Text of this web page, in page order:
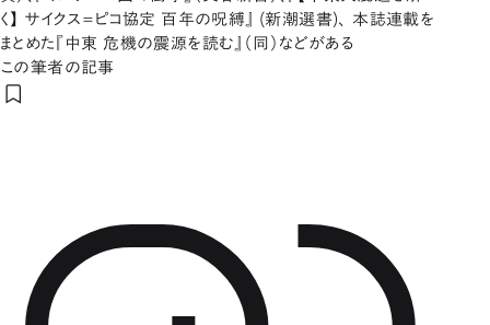
く】 サイクス=ピコ協定 百年の呪縛』 (新潮選書)、 本誌連載を
まとめた『中東 危機の震源を読む』（同）などがある
この筆者の記事